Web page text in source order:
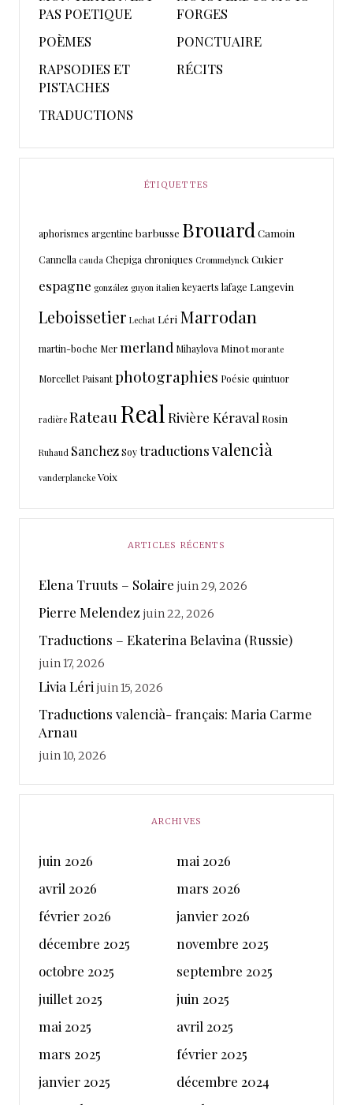
PAS POETIQUE
FORGES
POÈMES
PONCTUAIRE
RAPSODIES ET
PISTACHES
RÉCITS
TRADUCTIONS
ÉTIQUETTES
aphorismes argentine barbusse Brouard Camoin
Cannella cauda Chepigachroniques Crommelynck Cukier
espagne gonzález guyon italien keyaerts lafage Langevin
Leboissetier Lechat Léri Marrodan
martin-boche Mermerland Mihaylova Minot morante
Morcellet Paisantphotographies Poésie quintuor
radière Rateau Real Rivière Kéraval Rosin
Ruhaud SanchezSoytraductionsvalencià
vanderplancke Voix
ARTICLES RÉCENTS
Elena Truuts – Solaire juin 29, 2026
Pierre Melendez juin 22, 2026
Traductions – Ekaterina Belavina (Russie)
juin 17, 2026
Livia Léri juin 15, 2026
Traductions valencià- français: Maria Carme
Arnau
juin 10, 2026
ARCHIVES
juin 2026
mai 2026
avril 2026
mars 2026
février 2026
janvier 2026
décembre 2025
novembre 2025
octobre 2025
septembre 2025
juillet 2025
juin 2025
mai 2025
avril 2025
mars 2025
février 2025
janvier 2025
décembre 2024